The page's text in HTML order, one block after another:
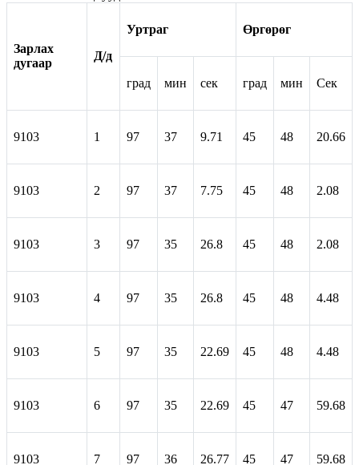
Зарлах
дугаар
Д/д
Уртраг Өргөрөг
град мин сек град мин Сек
9103 1 97 37 9.71 45 48 20.66
9103 2 97 37 7.75 45 48 2.08
9103 3 97 35 26.8 45 48 2.08
9103 4 97 35 26.8 45 48 4.48
9103 5 97 35 22.69 45 48 4.48
9103 6 97 35 22.69 45 47 59.68
9103 7 97 36 26.77 45 47 59.68